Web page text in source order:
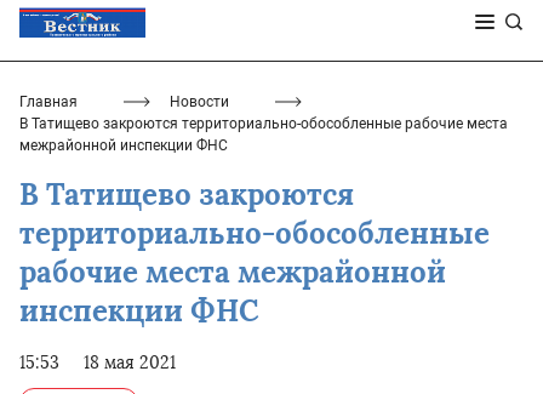
Главная
Новости
В Татищево закроются территориально-обособленные рабочие места
межрайонной инспекции ФНС
В Татищево закроются
территориально-обособленные
рабочие места межрайонной
инспекции ФНС
15:53 18 мая 2021